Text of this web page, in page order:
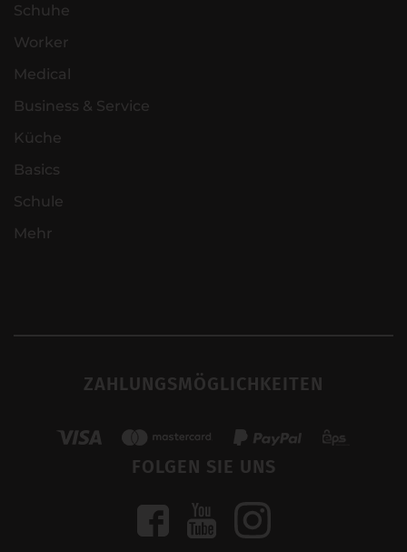
Schuhe
Worker
Medical
Business & Service
Küche
Basics
Schule
Mehr
ZAHLUNGSMÖGLICHKEITEN
FOLGEN SIE UNS